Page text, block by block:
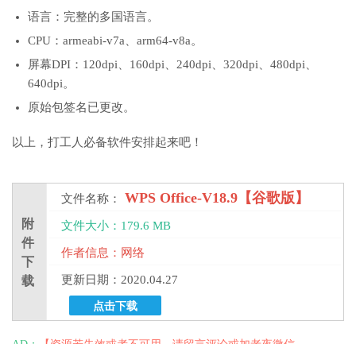
语言：完整的多国语言。
CPU：armeabi-v7a、arm64-v8a。
屏幕DPI：120dpi、160dpi、240dpi、320dpi、480dpi、
640dpi。
原始包签名已更改。
以上，打工人必备软件安排起来吧！
附
件
下
载
文件名称： WPS Office-V18.9【谷歌版】
文件大小：179.6 MB
作者信息：网络
更新日期：2020.04.27
点击下载